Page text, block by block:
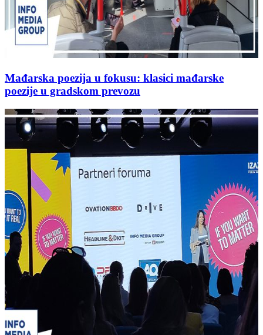
Mađarska poezija u fokusu: klasici mađarske
poezije u gradskom prevozu